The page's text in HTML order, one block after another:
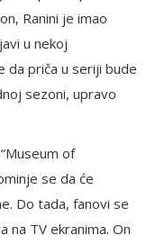
Ranini je imao
u nekoj
da priča u seriji bude
sezoni, upravo
of
se da će
Do tada, fanovi se
na TV ekranima. On